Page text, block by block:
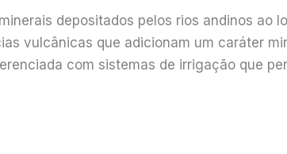
depositados pelos rios andinos ao
vulcânicas que adicionam um caráter
com sistemas de irrigação que